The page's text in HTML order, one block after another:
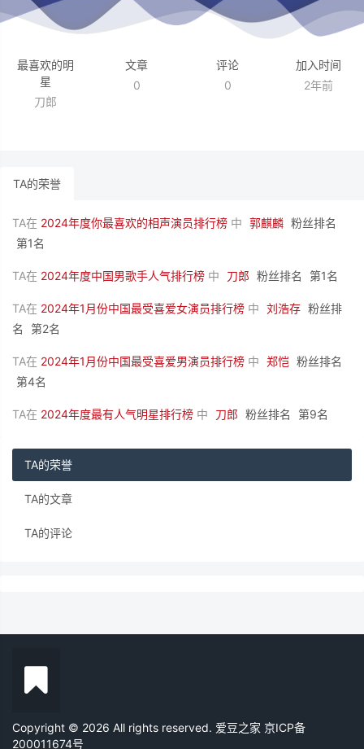
最喜欢的明
星
刀郎
文章
0
评论
0
加入时间
2年前
TA的荣誉
TA在 2024年度你最喜欢的相声演员排行榜 中 郭麒麟 粉丝排名
第1名
TA在 2024年度中国男歌手人气排行榜 中 刀郎 粉丝排名 第1名
TA在 2024年1月份中国最受喜爱女演员排行榜 中 刘浩存 粉丝排
名
第2名
TA在 2024年1月份中国最受喜爱男演员排行榜 中 郑恺 粉丝排名
第4名
TA在 2024年度最有人气明星排行榜 中 刀郎 粉丝排名 第9名
TA的荣誉
TA的文章
TA的评论
Copyright © 2026 All rights reserved. 爱豆之家 京ICP备
200011674号